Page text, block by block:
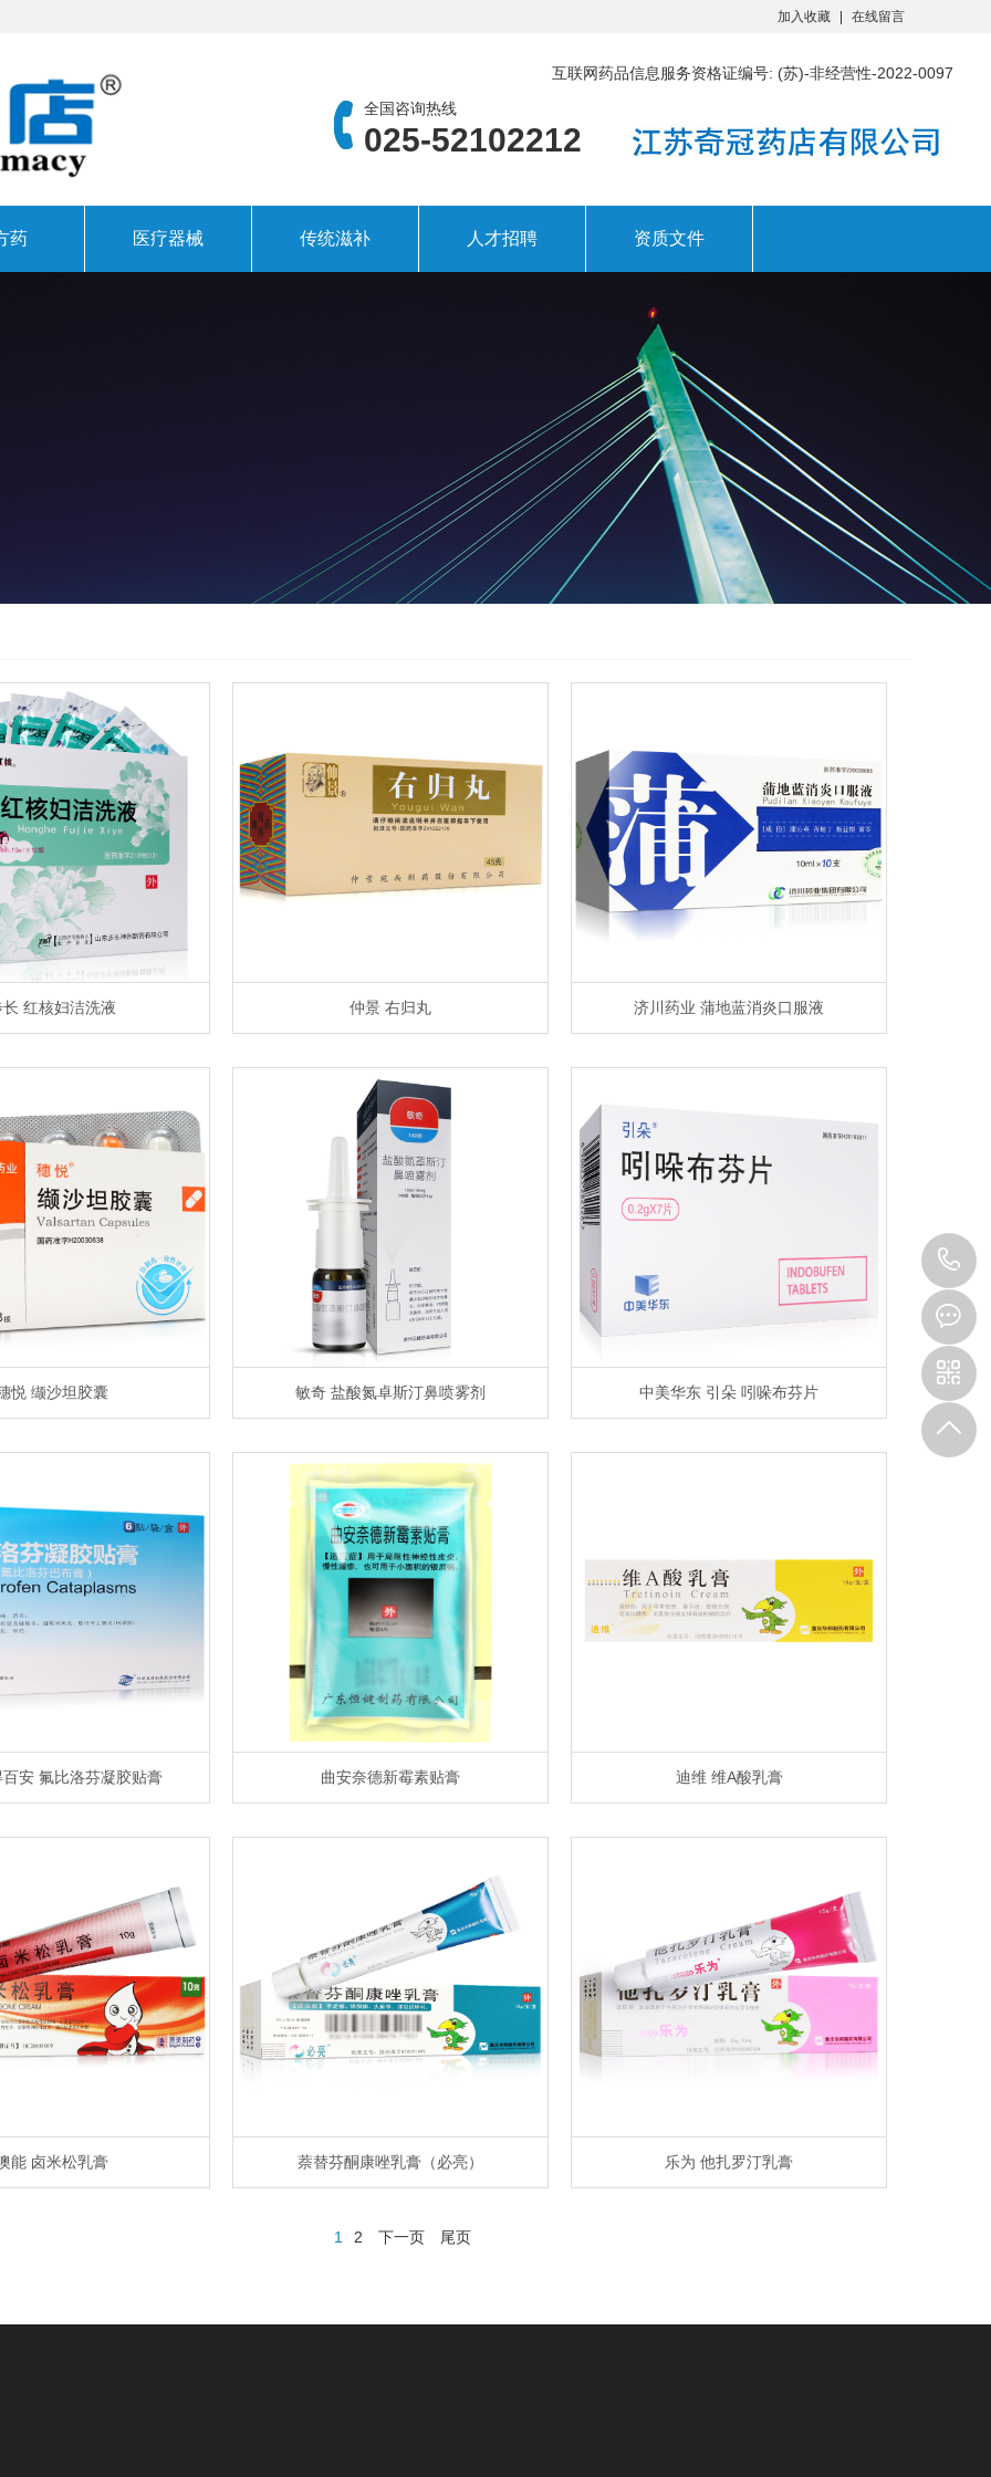
加入收藏 在线留言
互联网药品信息服务资格证编号: (苏)-非经营性-2022-0097
全国咨询热线
025-52102212
药 医疗器械 传统滋补 人才招聘 资质文件
长 红核妇洁洗液 仲景 右归丸 济川药业 蒲地蓝消炎口服液
悦 缬沙坦胶囊 敏奇 盐酸氮卓斯汀鼻喷雾剂 中美华东 引朵 吲哚布芬片
安 氟比洛芬凝胶贴膏 曲安奈德新霉素贴膏 迪维 维A酸乳膏
能 卤米松乳膏 萘替芬酮康唑乳膏（必亮） 乐为 他扎罗汀乳膏
1 2 下一页 尾页